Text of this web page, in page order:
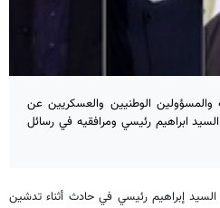
الوطنيين والعسكريين عن
السيد ابراهيم رئيسي ومرافقيه في رسائل
السيد إبراهيم رئيسي في حادث أثناء تدشين